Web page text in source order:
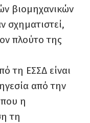
βιομηχανικών
σχηματιστεί,
πλούτο της
τη ΕΣΣΔ είναι
από την
η
τη